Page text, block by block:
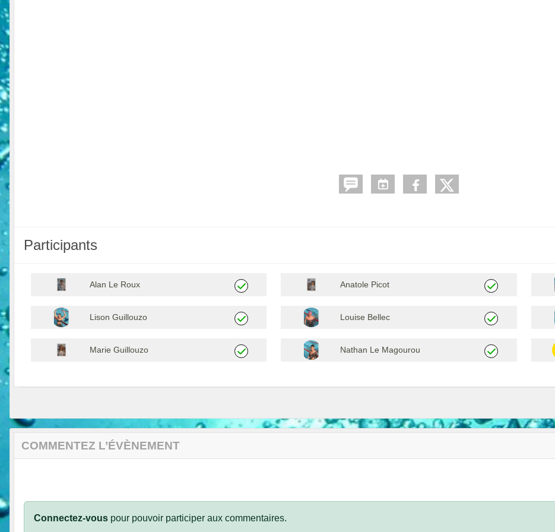
Participants
Alan Le Roux Anatole Picot
Lison Guillouzo Louise Bellec
Marie Guillouzo Nathan Le Magourou
COMMENTEZ L’ÉVÈNEMENT
Connectez-vous pour pouvoir participer aux commentaires.